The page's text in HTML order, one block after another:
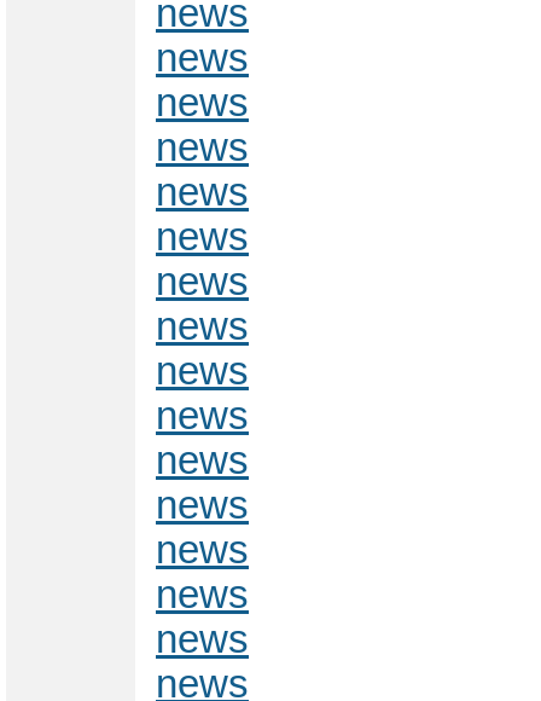
news
news
news
news
news
news
news
news
news
news
news
news
news
news
news
news